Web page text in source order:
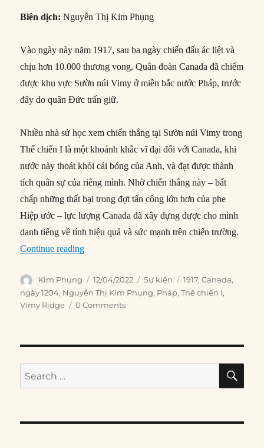
Biên dịch: Nguyễn Thị Kim Phụng
Vào ngày này năm 1917, sau ba ngày chiến đấu ác liệt và
chịu hơn 10.000 thương vong, Quân đoàn Canada đã chiếm
được khu vực Sườn núi Vimy ở miền bắc nước Pháp, trước
đây do quân Đức trấn giữ.
Nhiều nhà sử học xem chiến thắng tại Sườn núi Vimy trong
Thế chiến I là một khoảnh khắc vĩ đại đối với Canada, khi
nước này thoát khỏi cái bóng của Anh, và đạt được thành
tích quân sự của riêng mình. Nhờ chiến thắng này – bất
chấp những thất bại trong đợt tấn công lớn hơn của phe
Hiệp ước – lực lượng Canada đã xây dựng được cho mình
danh tiếng về tính hiệu quả và sức mạnh trên chiến trường.
Continue reading“12/04/1917: Canada chiếm được Sườn núi
Author
Kim Phụng
Posted
on
12/04/2022 Categories
Sự kiện Tags
1917,Canada,
ngày 1204, Nguyễn Thị Kim Phụng, Pháp,Thế chiến I,
Vimy Ridge
0 Comments
Search
for: